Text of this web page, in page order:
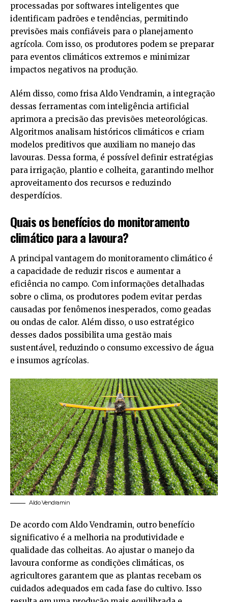
processadas por softwares inteligentes que
identificam padrões e tendências, permitindo
previsões mais confiáveis para o planejamento
agrícola. Com isso, os produtores podem se preparar
para eventos climáticos extremos e minimizar
impactos negativos na produção.
Além disso, como frisa Aldo Vendramin, a integração
dessas ferramentas com inteligência artificial
aprimora a precisão das previsões meteorológicas.
Algoritmos analisam históricos climáticos e criam
modelos preditivos que auxiliam no manejo das
lavouras. Dessa forma, é possível definir estratégias
para irrigação, plantio e colheita, garantindo melhor
aproveitamento dos recursos e reduzindo
desperdícios.
Quais os benefícios do monitoramento
climático para a lavoura?
A principal vantagem do monitoramento climático é
a capacidade de reduzir riscos e aumentar a
eficiência no campo. Com informações detalhadas
sobre o clima, os produtores podem evitar perdas
causadas por fenômenos inesperados, como geadas
ou ondas de calor. Além disso, o uso estratégico
desses dados possibilita uma gestão mais
sustentável, reduzindo o consumo excessivo de água
e insumos agrícolas.
Aldo Vendramin
De acordo com Aldo Vendramin, outro benefício
significativo é a melhoria na produtividade e
qualidade das colheitas. Ao ajustar o manejo da
lavoura conforme as condições climáticas, os
agricultores garantem que as plantas recebam os
cuidados adequados em cada fase do cultivo. Isso